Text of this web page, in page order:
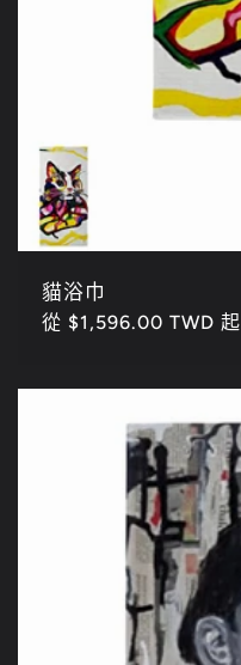
貓浴巾
定
從 $1,596.00 TWD 起